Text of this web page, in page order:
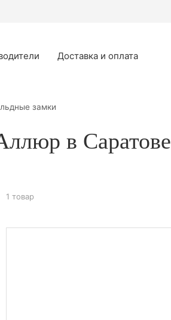
Доставка и оплата
замки
в Саратове
1 товар